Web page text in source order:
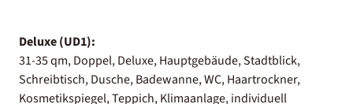
Deluxe (UD1):
31-35 qm, Doppel, Deluxe, Hauptgebäude, Stadtblick,
Schreibtisch, Dusche, Badewanne, WC, Haartrockner,
Kosmetikspiegel, Teppich, Klimaanlage, individuell